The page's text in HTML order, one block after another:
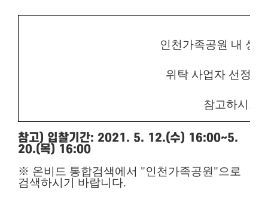
인천가족공원 내 상
위탁 사업자 선정
참고하시기
참고) 입찰기간: 2021. 5. 12.(수) 16:00~5.
20.(목) 16:00
※ 온비드 통합검색에서 "인천가족공원"으로
검색하시기 바랍니다.